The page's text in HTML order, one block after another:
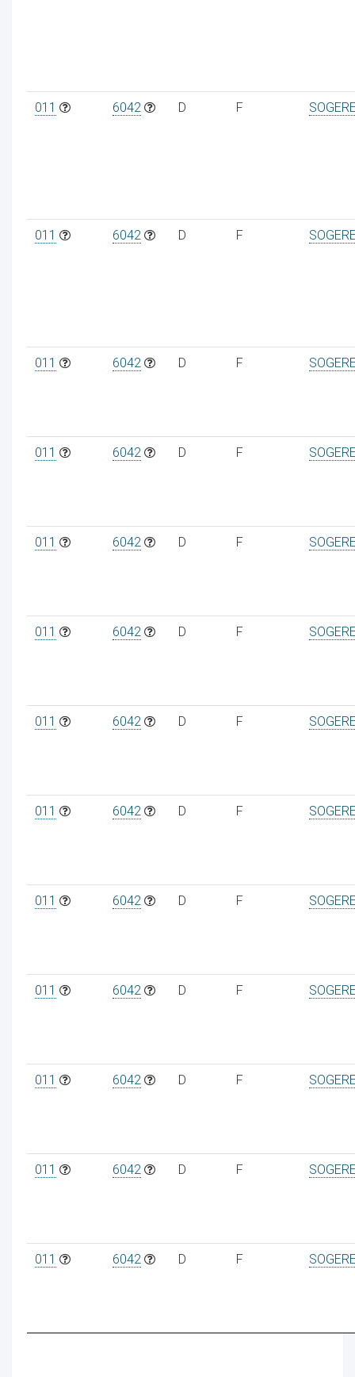
011 6042 D F
011 6042 D F
011 6042 D F
011 6042 D F
011 6042 D F
011 6042 D F
011 6042 D F
011 6042 D F
011 6042 D F
011 6042 D F
011 6042 D F
011 6042 D F
011 6042 D F